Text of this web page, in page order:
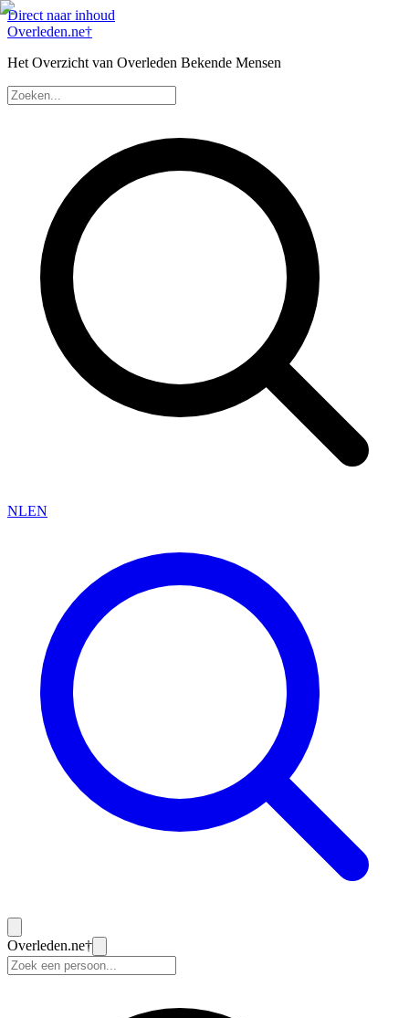
Direct naar inhoud
Overleden.ne†
Het Overzicht van Overleden Bekende Mensen
NLEN
Overleden.ne†